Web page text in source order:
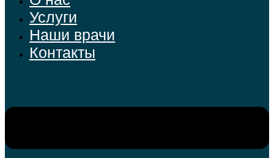
Услуги
Наши врачи
Контакты